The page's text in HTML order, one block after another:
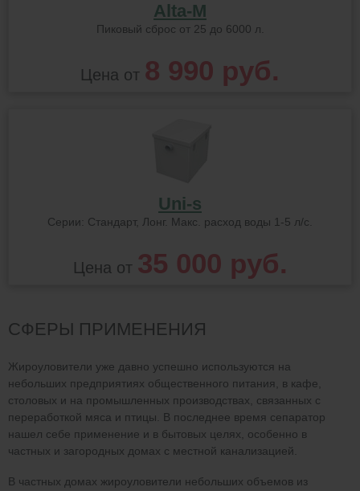
Alta-M
Пиковый сброс от 25 до 6000 л.
Цена от 8 990 руб.
Uni-s
Серии: Стандарт, Лонг. Макс. расход воды 1-5 л/с.
Цена от 35 000 руб.
СФЕРЫ ПРИМЕНЕНИЯ
Жироуловители уже давно успешно используются на
небольших предприятиях общественного питания, в кафе,
столовых и на промышленных производствах, связанных с
переработкой мяса и птицы. В последнее время сепаратор
нашел себе применение и в бытовых целях, особенно в
частных и загородных домах с местной канализацией.
В частных домах жироуловители небольших объемов из